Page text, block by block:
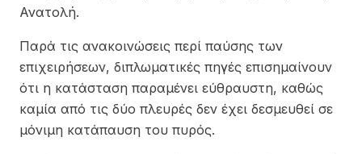
Ανατολή.
Παρά τις ανακοινώσεις περί παύσης των
επιχειρήσεων, διπλωματικές πηγές επισημαίνουν
ότι η κατάσταση παραμένει εύθραυστη, καθώς
καμία από τις δύο πλευρές δεν έχει δεσμευθεί σε
μόνιμη κατάπαυση του πυρός.